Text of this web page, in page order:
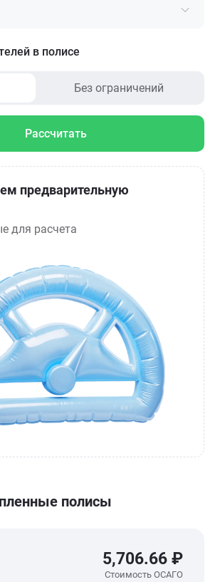
в полисе
Без ограничений
Рассчитать
предварительную
для расчета
полисы
5,706.66 ₽
Стоимость ОСАГО